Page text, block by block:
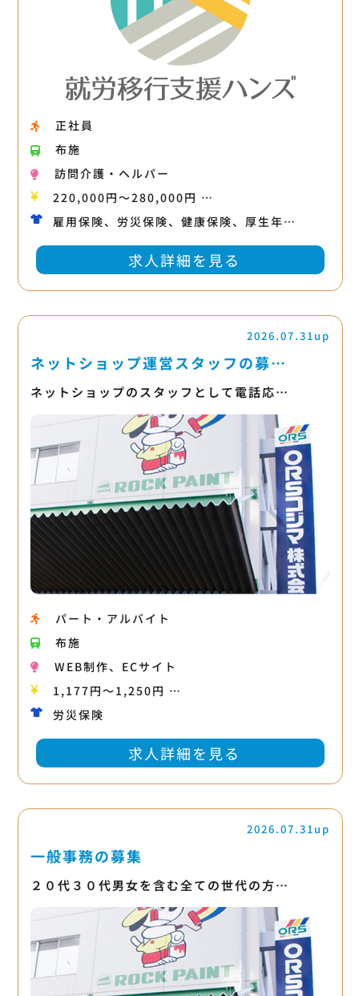
正社員
布施
訪問介護・ヘルパー
220,000円〜280,000円 …
雇用保険、労災保険、健康保険、厚生年…
求人詳細を見る
2026.07.31up
ネットショップ運営スタッフの募…
ネットショップのスタッフとして電話応…
パート・アルバイト
布施
WEB制作、ECサイト
1,177円〜1,250円 …
労災保険
求人詳細を見る
2026.07.31up
一般事務の募集
２０代３０代男女を含む全ての世代の方…